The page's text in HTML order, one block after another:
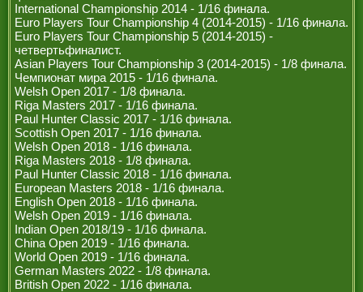
International Championship 2014 - 1/16 финала.
Euro Players Tour Championship 4 (2014-2015) - 1/16 финала.
Euro Players Tour Championship 5 (2014-2015) -
четвертьфиналист.
Asian Players Tour Championship 3 (2014-2015) - 1/8 финала.
Чемпионат мира 2015 - 1/16 финала.
Welsh Open 2017 - 1/8 финала.
Riga Masters 2017 - 1/16 финала.
Paul Hunter Classic 2017 - 1/16 финала.
Scottish Open 2017 - 1/16 финала.
Welsh Open 2018 - 1/16 финала.
Riga Masters 2018 - 1/8 финала.
Paul Hunter Classic 2018 - 1/16 финала.
European Masters 2018 - 1/16 финала.
English Open 2018 - 1/16 финала.
Welsh Open 2019 - 1/16 финала.
Indian Open 2018/19 - 1/16 финала.
China Open 2019 - 1/16 финала.
World Open 2019 - 1/16 финала.
German Masters 2022 - 1/8 финала.
British Open 2022 - 1/16 финала.